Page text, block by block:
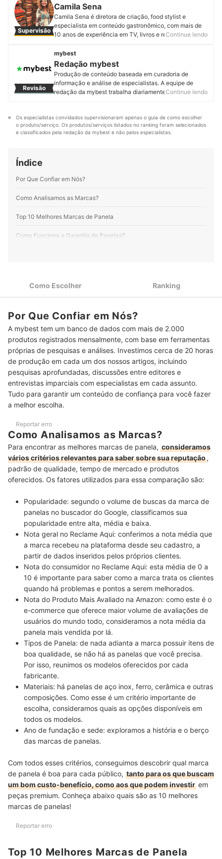
Supervisão
Camila Sena
Camila Sena é diretora de criação, food stylist e
especialista em conteúdo gastronômico, com mais de
10 anos de experiência em TV, livros e restaurantes.
audiovisual, desenvolve estratégias para marcas e
restaurantes. Camila se formou em cursos com chefs
renomados, como Joyce Galvão (bolos e tortas),
Henrique Fogaça (técnicas e receitas), Jun Sakamoto
(arte do sushi), Rodrigo Oliveira (cozinha sertaneja),
Helena Rizzo (cozinha contemporânea) e Dani Noce
canal Sabor & Arte, como O Tempero do Mundo e
Cozinha do Cerrado.
Perfil de Camila Sena
Continue lendo
Revisão
mybest
Redação mybest
Produção de conteúdo baseada em curadoria de
informação e análise de especialistas. A equipe de
redação da mybest trabalha diariamente para fornecer
Perfil de Redação mybest
Continue lendo
Os especialistas convidados supervisionaram apenas o guia de como escolher
o produto/serviço. Os produtos/serviços listados no ranking foram selecionados
e classificados pela redação da mybest e não pelos especialistas.
Índice
Por Que Confiar em Nós?
Como Analisamos as Marcas?
Top 10 Melhores Marcas de Panela
Como Funciona a Garantia de Panelas?
Quando Inventaram a Panela?
Como Tirar Mancha de Queimado do Fundo da Panela de Inox?
Como Lavar Panelas Antiaderentes?
Como Lavar Panelas de Ferro Fundido?
É Preciso Fazer a Cura em Todas as Panelas? Como Deve Ser Feito?
Veja Aqui as Melhores Panelas!
Como Escolher Ranking
Por Que Confiar em Nós?
A mybest tem um banco de dados com mais de 2.000
produtos registrados mensalmente, com base em ferramentas
próprias de pesquisas e análises. Investimos cerca de 20 horas
de produção em cada um dos nossos artigos, incluindo
pesquisas aprofundadas, discussões entre editores e
entrevistas imparciais com especialistas em cada assunto.
Tudo para garantir um conteúdo de confiança para você fazer
a melhor escolha.
Reportar erro
Como Analisamos as Marcas?
Para encontrar as melhores marcas de panela, consideramos
vários critérios relevantes para saber sobre sua reputação,
padrão de qualidade, tempo de mercado e produtos
oferecidos. Os fatores utilizados para essa comparação são:
Popularidade: segundo o volume de buscas da marca de
panelas no buscador do Google, classificamos sua
popularidade entre alta, média e baixa.
Nota geral no Reclame Aqui: conferimos a nota média que
a marca recebeu na plataforma desde seu cadastro, a
partir de dados inseridos pelos próprios clientes.
Nota do consumidor no Reclame Aqui: esta média de 0 a
10 é importante para saber como a marca trata os clientes
quando há problemas e pontos a serem melhorados.
Nota do Produto Mais Avaliado na Amazon: como este é o
e-commerce que oferece maior volume de avaliações de
usuários do mundo todo, consideramos a nota média da
panela mais vendida por lá.
Tipos de Panela: de nada adianta a marca possuir itens de
boa qualidade, se não há as panelas que você precisa.
Por isso, reunimos os modelos oferecidos por cada
fabricante.
Materiais: há panelas de aço inox, ferro, cerâmica e outras
composições. Como esse é um critério importante de
escolha, consideramos quais as opções disponíveis em
todos os modelos.
Ano de fundação e sede: exploramos a história e o berço
das marcas de panelas.
Com todos esses critérios, conseguimos descobrir qual marca
de panela é boa para cada público, tanto para os que buscam
um bom custo-benefício, como aos que podem investir em
peças premium. Conheça abaixo quais são as 10 melhores
marcas de panelas!
Reportar erro
Top 10 Melhores Marcas de Panela